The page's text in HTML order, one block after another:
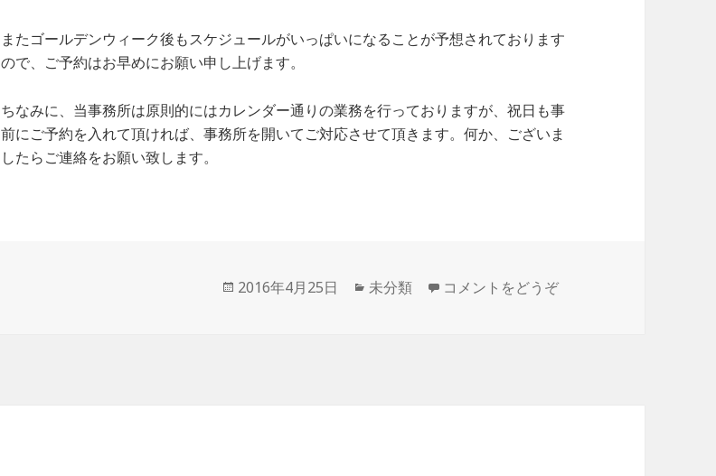
またゴールデンウィーク後もスケジュールがいっぱいになることが予想されております
ので、ご予約はお早めにお願い申し上げます。
ちなみに、当事務所は原則的にはカレンダー通りの業務を行っておりますが、祝日も事
前にご予約を入れて頂ければ、事務所を開いてご対応させて頂きます。何か、ございま
したらご連絡をお願い致します。
投
2016年4月25日
カ
未分類 コメントをどうぞ